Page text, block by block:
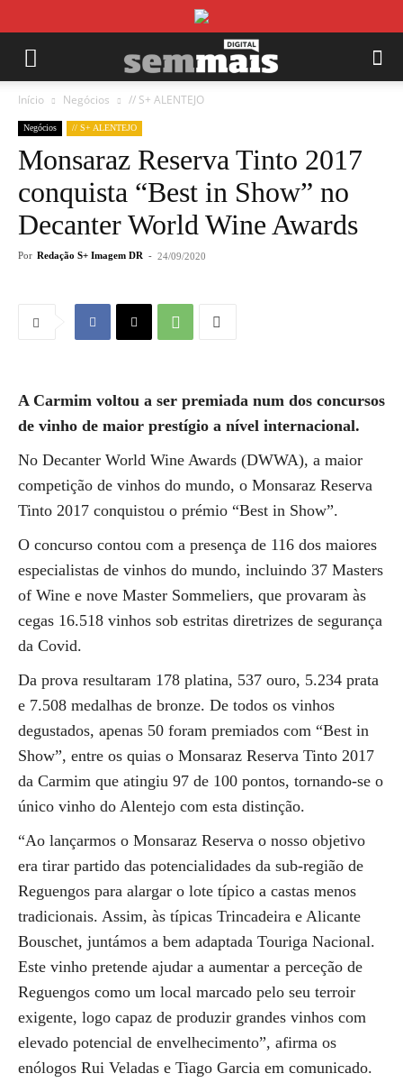
Início Negócios // S+ ALENTEJO
Negócios // S+ ALENTEJO
Monsaraz Reserva Tinto 2017
conquista “Best in Show” no
Decanter World Wine Awards
Por Redação S+ Imagem DR - 24/09/2020
A Carmim voltou a ser premiada num dos concursos
de vinho de maior prestígio a nível internacional.
No Decanter World Wine Awards (DWWA), a maior
competição de vinhos do mundo, o Monsaraz Reserva
Tinto 2017 conquistou o prémio “Best in Show”.
O concurso contou com a presença de 116 dos maiores
especialistas de vinhos do mundo, incluindo 37 Masters
of Wine e nove Master Sommeliers, que provaram às
cegas 16.518 vinhos sob estritas diretrizes de segurança
da Covid.
Da prova resultaram 178 platina, 537 ouro, 5.234 prata
e 7.508 medalhas de bronze. De todos os vinhos
degustados, apenas 50 foram premiados com “Best in
Show”, entre os quias o Monsaraz Reserva Tinto 2017
da Carmim que atingiu 97 de 100 pontos, tornando-se o
único vinho do Alentejo com esta distinção.
“Ao lançarmos o Monsaraz Reserva o nosso objetivo
era tirar partido das potencialidades da sub-região de
Reguengos para alargar o lote típico a castas menos
tradicionais. Assim, às típicas Trincadeira e Alicante
Bouschet, juntámos a bem adaptada Touriga Nacional.
Este vinho pretende ajudar a aumentar a perceção de
Reguengos como um local marcado pelo seu terroir
exigente, logo capaz de produzir grandes vinhos com
elevado potencial de envelhecimento”, afirma os
enólogos Rui Veladas e Tiago Garcia em comunicado.